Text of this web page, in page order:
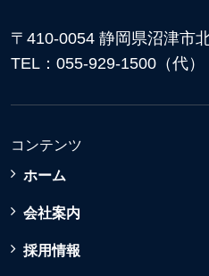
〒410-0054 静岡県沼津市
TEL：055-929-1500（代）
コンテンツ
ホーム
会社案内
採用情報